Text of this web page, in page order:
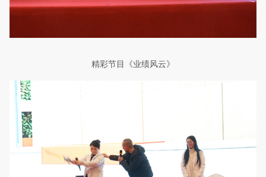
精彩节目 《业绩风云》